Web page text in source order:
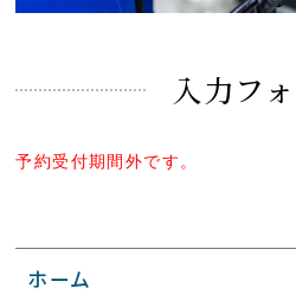
入力フ
予約受付期間外です。
ホーム